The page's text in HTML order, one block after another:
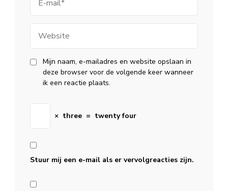
mail
Mijn naam, e-mailadres en website opslaan in
deze browser voor de volgende keer wanneer
ik een reactie plaats.
× three = twenty four
Stuur mij een e-mail als er vervolgreacties zijn.